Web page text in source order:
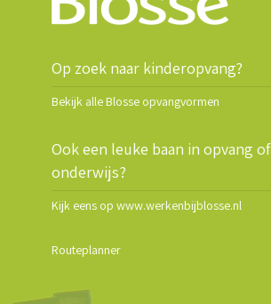
Op zoek naar kinderopvang?
Bekijk alle Blosse opvangvormen
Ook een leuke baan in opvang of
onderwijs?
Kijk eens op www.werkenbijblosse.nl
Routeplanner